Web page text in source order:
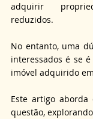
adquirir
reduzidos.
No entanto, uma
interessados é se
imóvel adquirido
Este artigo aborda
questão,